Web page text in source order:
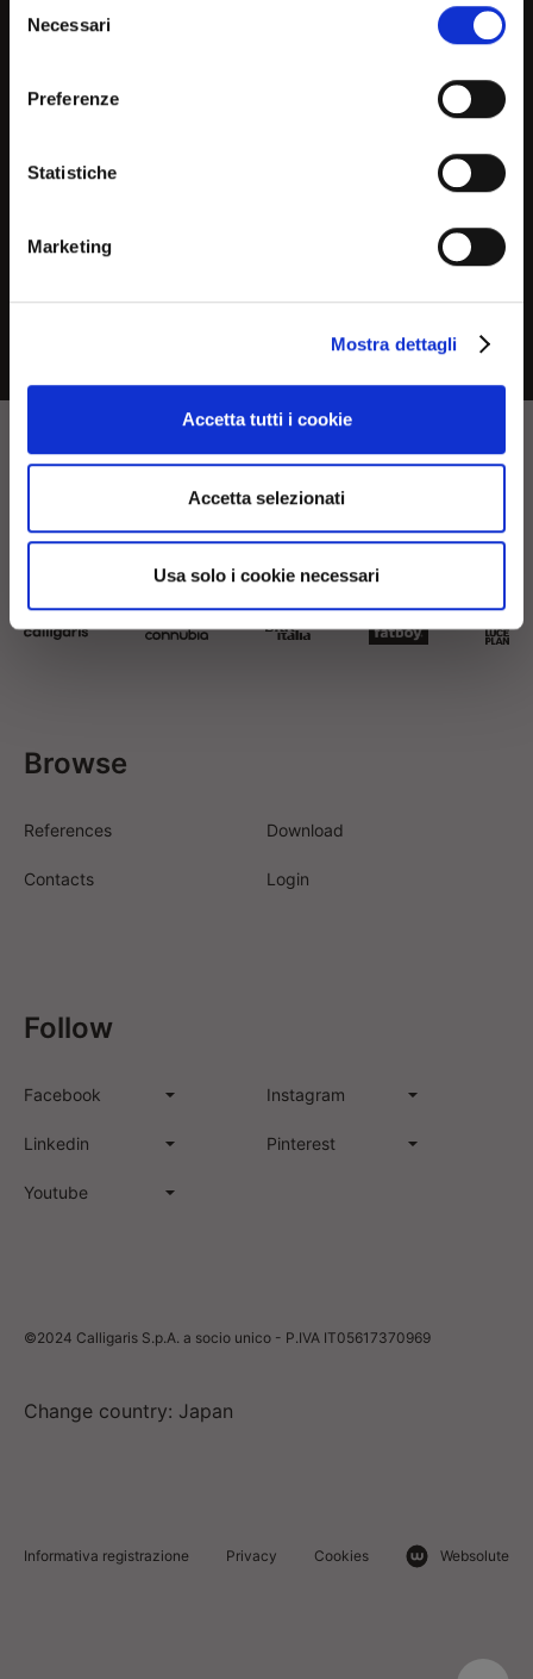
delNecessari
Preferenze
Statistiche
Marketing
Mostra dettagli
Accetta tutti i cookie
Accetta selezionati
Usa solo i cookie necessari
country or geographical are
current products and
Details and downloads
Downloads
Browse
References Download
Contacts Login
Follow
Facebook Instagram
Linkedin Pinterest
Youtube
©2024 Calligaris S.p.A. a socio unico - P.IVA IT05617370969
Change country: Japan
Informativa registrazione Privacy Cookies Websolute